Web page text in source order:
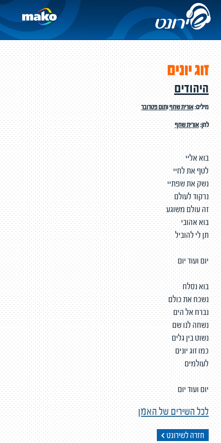
זוג יונים
היהודים
מילים:אורית שחףותום פטרובר
לחן:אורית שחף
בוא אליי
לטף את לחיי
נשק את שפתיי
נרקוד לעולם
זה עולם משוגע
בוא אהובי
תן לי להוביל
יום ועוד יום
בוא נסלח
נשכח את כולם
נברח אל הים
נשחה לנו שם
נשוט בין גלים
כמו זוג יונים
לעולמים
יום ועוד יום
לכל השירים של האמן